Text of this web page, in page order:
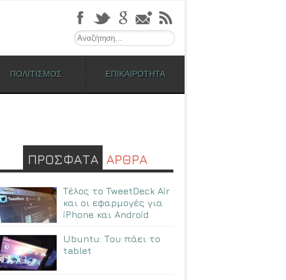
Search
ΠΟΛΙΤΙΣΜΟΣ ΕΠΙΚΑΙΡΟΤΗΤΑ
ΠΡΟΣΦΑΤΑ ΑΡΘΡΑ
Τέλος το TweetDeck Air
και οι εφαρμογές για
iPhone και Android
Ubuntu: Tου πάει το
tablet